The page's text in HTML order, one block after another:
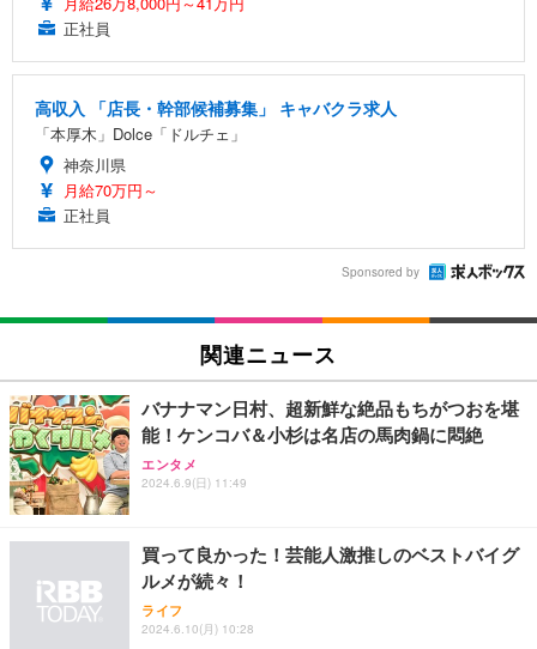
正社員
高収入 「店長・幹部候補募集」 キャバクラ求人
「本厚木」Dolce「ドルチェ」
神奈川県
月給70万円～
正社員
Sponsored by
関連ニュース
バナナマン日村、超新鮮な絶品もちがつおを堪
能！ケンコバ＆小杉は名店の馬肉鍋に悶絶
エンタメ
2024.6.9(日) 11:49
買って良かった！芸能人激推しのベストバイグ
ルメが続々！
ライフ
2024.6.10(月) 10:28